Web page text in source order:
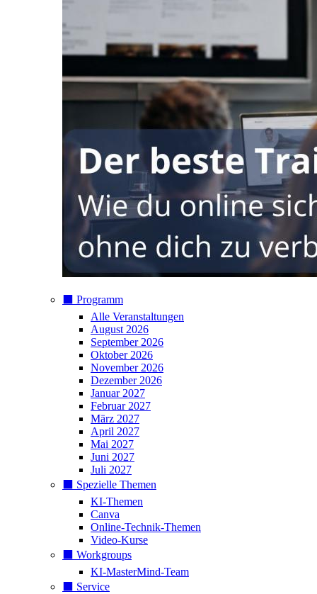
⬛️ Programm
Alle Veranstaltungen
August 2026
September 2026
Oktober 2026
November 2026
Dezember 2026
Januar 2027
Februar 2027
März 2027
April 2027
Mai 2027
Juni 2027
Juli 2027
⬛️ Spezielle Themen
KI-Themen
Canva
Online-Technik-Themen
Video-Kurse
⬛️ Workgroups
KI-MasterMind-Team
⬛️ Service